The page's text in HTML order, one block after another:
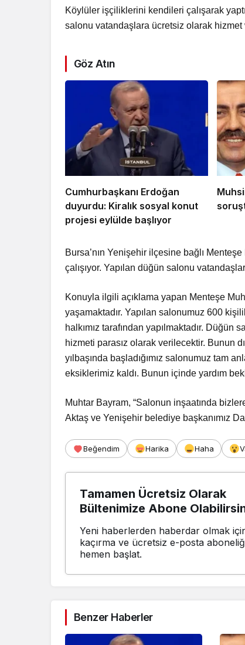
Köylüler işçiliklerini kendileri çalışarak
salonu vatandaşlara ücretsiz olarak hizmet
Göz Atın
Cumhurbaşkanı Erdoğan
duyurdu: Kiralık sosyal konut
projesi eylülde başlıyor
Bursa’nın Yenişehir ilçesine bağlı
çalışıyor. Yapılan düğün salonu
Konuyla ilgili açıklama yapan Menteşe
yaşamaktadır. Yapılan salonumuz 600
halkımız tarafından yapılmaktadır. Düğün
hizmeti parasız olarak verilecektir. Bunun
yılbaşında başladığımız salonumuz tam
eksiklerimiz kaldı. Bunun içinde yardım
Muhtar Bayram, “Salonun inşaatında
Aktaş ve Yenişehir belediye başkanımız
Beğendim Harika Haha
Tamamen Ücretsiz Olarak
Bültenimize Abone
Yeni haberlerden haberdar olmak
kaçırma ve ücretsiz e-posta
hemen başlat.
Benzer Haberler